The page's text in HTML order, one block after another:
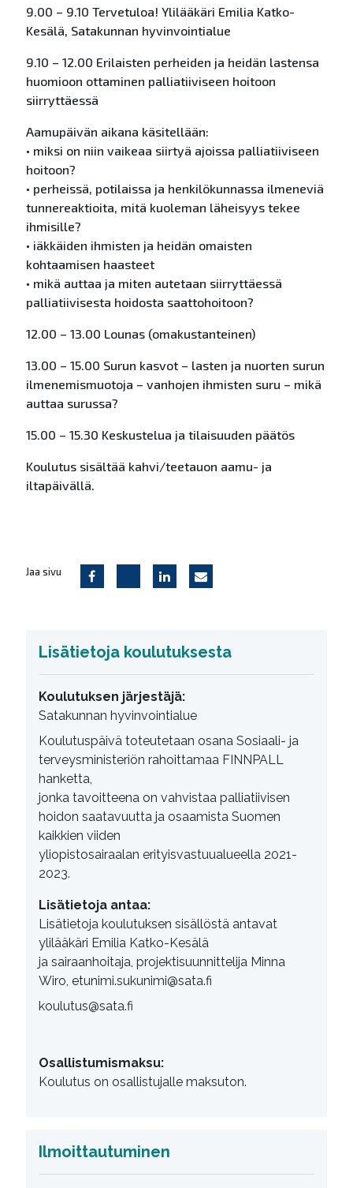
9.00 – 9.10 Tervetuloa! Ylilääkäri Emilia Katko-
Kesälä, Satakunnan hyvinvointialue
9.10 – 12.00 Erilaisten perheiden ja heidän lastensa
huomioon ottaminen palliatiiviseen hoitoon
siirryttäessä
Aamupäivän aikana käsitellään:
• miksi on niin vaikeaa siirtyä ajoissa palliatiiviseen
hoitoon?
• perheissä, potilaissa ja henkilökunnassa ilmeneviä
tunnereaktioita, mitä kuoleman läheisyys tekee
ihmisille?
• iäkkäiden ihmisten ja heidän omaisten
kohtaamisen haasteet
• mikä auttaa ja miten autetaan siirryttäessä
palliatiivisesta hoidosta saattohoitoon?
12.00 – 13.00 Lounas (omakustanteinen)
13.00 – 15.00 Surun kasvot – lasten ja nuorten surun
ilmenemismuotoja – vanhojen ihmisten suru – mikä
auttaa surussa?
15.00 – 15.30 Keskustelua ja tilaisuuden päätös
Koulutus sisältää kahvi/teetauon aamu- ja
iltapäivällä.
Jaa sivu
Lisätietoja koulutuksesta
Koulutuksen järjestäjä:
Satakunnan hyvinvointialue
Koulutuspäivä toteutetaan osana Sosiaali- ja
terveysministeriön rahoittamaa FINNPALL
hanketta,
jonka tavoitteena on vahvistaa palliatiivisen
hoidon saatavuutta ja osaamista Suomen
kaikkien viiden
yliopistosairaalan erityisvastuualueella 2021-
2023.
Lisätietoja antaa:
Lisätietoja koulutuksen sisällöstä antavat
ylilääkäri Emilia Katko-Kesälä
ja sairaanhoitaja, projektisuunnittelija Minna
Wiro, etunimi.sukunimi@sata.fi
koulutus@sata.fi
Osallistumismaksu:
Koulutus on osallistujalle maksuton.
Ilmoittautuminen